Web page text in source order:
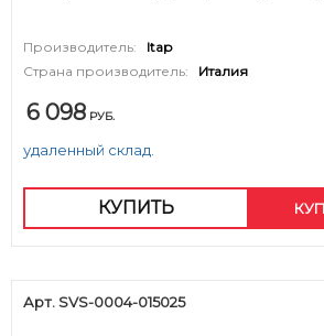
Производитель:
Itap
Страна производитель:
Италия
6 098 РУБ.
удаленный склад.
КУПИТЬ
Арт. SVS-0004-015025